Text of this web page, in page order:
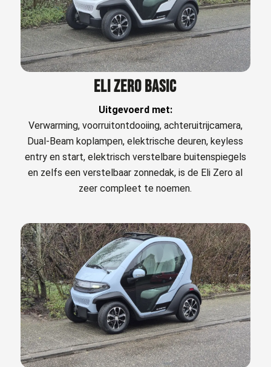
ELI ZERO BASIC
Uitgevoerd met:
Verwarming, voorruitontdooiing, achteruitrijcamera,
Dual-Beam koplampen, elektrische deuren, keyless
entry en start, elektrisch verstelbare buitenspiegels
en zelfs een verstelbaar zonnedak, is de Eli Zero al
zeer compleet te noemen.